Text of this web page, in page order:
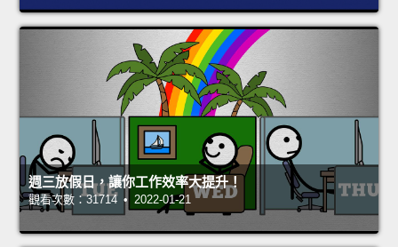
週三放假日，讓你工作效率大提升！
觀看次數：31714 • 2022-01-21